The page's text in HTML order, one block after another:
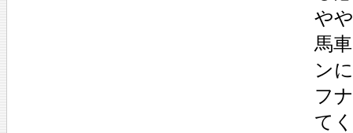
や
馬
ン
フ
て